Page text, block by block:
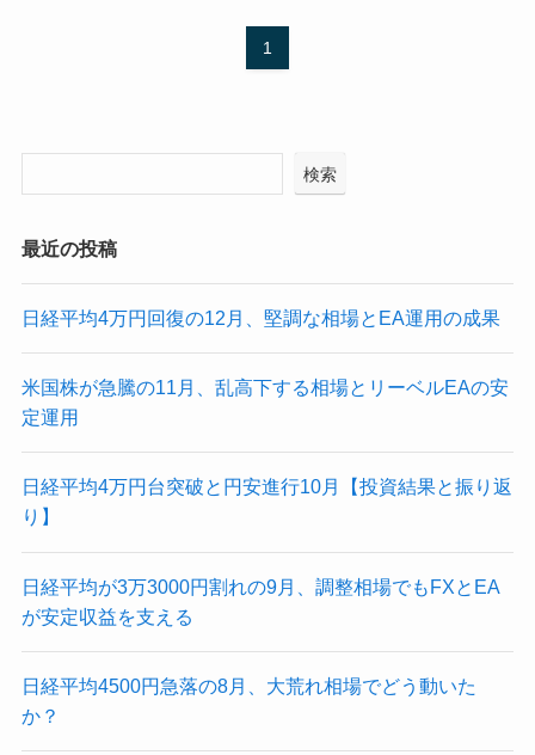
1
検索
最近の投稿
日経平均4万円回復の12月、堅調な相場とEA運用の成果
米国株が急騰の11月、乱高下する相場とリーベルEAの安
定運用
日経平均4万円台突破と円安進行10月【投資結果と振り返
り】
日経平均が3万3000円割れの9月、調整相場でもFXとEA
が安定収益を支える
日経平均4500円急落の8月、大荒れ相場でどう動いた
か？